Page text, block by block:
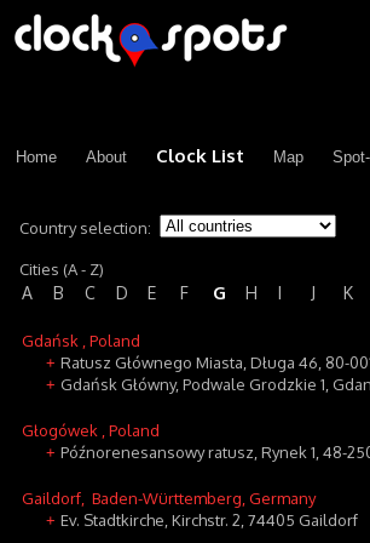
Home About Clock List Map
Country selection:
Cities (A - Z)
A B C D E F G H I J K
Gdańsk , Poland
+ Ratusz Głównego Miasta, Długa 46, 80-
+ Gdańsk Główny, Podwale Grodzkie 1,
Głogówek , Poland
+ Późnorenesansowy ratusz, Rynek 1, 48-
Gaildorf , Baden-Württemberg, Germany
+ Ev. Stadtkirche, Kirchstr. 2, 74405 Gaildorf